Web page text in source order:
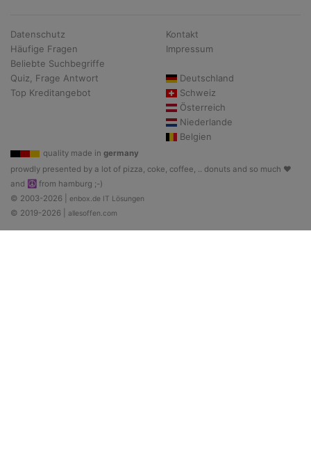
Datenschutz
Häufige Fragen
Beliebte Suchbegriffe
Quiz, Frage Antwort
Top Kreditangebot
Kontakt
Impressum
Deutschland
Schweiz
Österreich
Niederlande
Belgien
quality made in germany
prowdly presented by a lot of pizza, coke, coffee, .. donuts and so much ♥
and ☮ from hamburg ;-)
© 2003-2026 | enbox.de IT Lösungen
© 2019-2026 | allesoffen.com